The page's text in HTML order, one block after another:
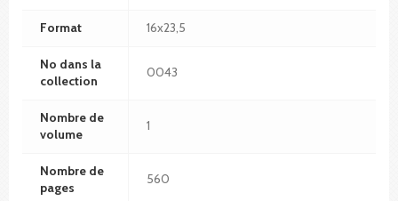
Format 16x23,5
No dans la
collection
0043
Nombre de
volume
1
Nombre de
pages
560